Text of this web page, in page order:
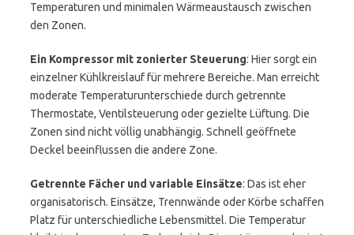
Temperaturen und minimalen Wärmeaustausch zwischen
den Zonen.
Ein Kompressor mit zonierter Steuerung: Hier sorgt ein
einzelner Kühlkreislauf für mehrere Bereiche. Man erreicht
moderate Temperaturunterschiede durch getrennte
Thermostate, Ventilsteuerung oder gezielte Lüftung. Die
Zonen sind nicht völlig unabhängig. Schnell geöffnete
Deckel beeinflussen die andere Zone.
Getrennte Fächer und variable Einsätze: Das ist eher
organisatorisch. Einsätze, Trennwände oder Körbe schaffen
Platz für unterschiedliche Lebensmittel. Die Temperatur